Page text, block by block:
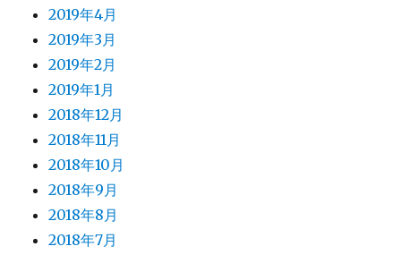
2019年4月
2019年3月
2019年2月
2019年1月
2018年12月
2018年11月
2018年10月
2018年9月
2018年8月
2018年7月